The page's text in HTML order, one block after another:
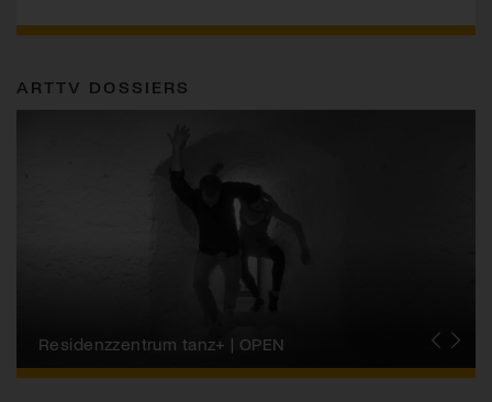
ARTTV DOSSIERS
Migros-Kulturprozent | Tanzfestival Steps
Residenzzentrum tanz+ | OPEN
Tanzszene Schweiz